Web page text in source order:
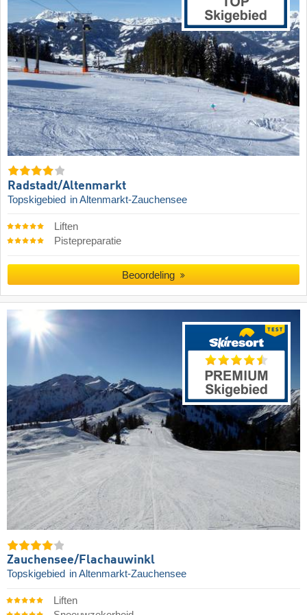
Radstadt/​Altenmarkt
Topskigebied in Altenmarkt-Zauchensee
Liften
Pistepreparatie
Beoordeling
Zauchensee/​Flachauwinkl
Topskigebied in Altenmarkt-Zauchensee
Liften